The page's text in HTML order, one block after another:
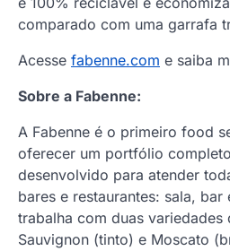
comparado com uma garrafa
Acesse fabenne.com e saiba
Sobre a Fabenne:
A Fabenne é o primeiro food
oferecer um portfólio
desenvolvido para atender
bares e restaurantes: sala,
trabalha com duas variedades
Sauvignon (tinto) e Moscato